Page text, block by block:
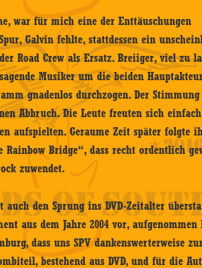
war für mich eine der Enttäuschungen
Galvin fehlte, stattdessen ein
Road Crew als Ersatz. Breiiger, viel zu
Musiker um die beiden
gnadenlos durchzogen. Der
Abbruch. Die Leute freuten sich
aufspielten. Geraume Zeit später folgte
Rainbow Bridge“, dass recht ordentlich
zuwendet.
den Sprung ins DVD-Zeitalter
aus dem Jahre 2004 vor, aufgenommen
dass uns SPV dankenswerterweise
bestehend aus DVD, und für die